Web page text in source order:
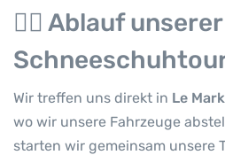
n
e
🚶‍♀️ Ablauf unserer
Wir treffen uns direkt in Le
wo wir unsere Fahrzeuge
starten wir gemeinsam unsere